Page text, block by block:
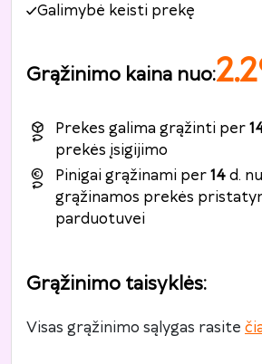
Galimybė keisti prekę
Grąžinimo kaina nuo:
Prekes galima grąžinti per
prekės įsigijimo
Pinigai grąžinami per14d.
grąžinamos prekės
parduotuvei
Grąžinimo taisyklės:
Visas grąžinimo sąlygas rasite